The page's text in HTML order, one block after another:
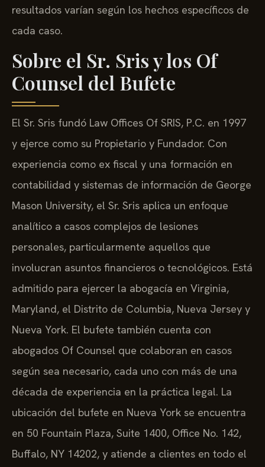
resultados varían según los hechos específicos de
cada caso.
Sobre el Sr. Sris y los Of
Counsel del Bufete
El Sr. Sris fundó Law Offices Of SRIS, P.C. en 1997
y ejerce como su Propietario y Fundador. Con
experiencia como ex fiscal y una formación en
contabilidad y sistemas de información de George
Mason University, el Sr. Sris aplica un enfoque
analítico a casos complejos de lesiones
personales, particularmente aquellos que
involucran asuntos financieros o tecnológicos. Está
admitido para ejercer la abogacía en Virginia,
Maryland, el Distrito de Columbia, Nueva Jersey y
Nueva York. El bufete también cuenta con
abogados Of Counsel que colaboran en casos
según sea necesario, cada uno con más de una
década de experiencia en la práctica legal. La
ubicación del bufete en Nueva York se encuentra
en 50 Fountain Plaza, Suite 1400, Office No. 142,
Buffalo, NY 14202, y atiende a clientes en todo el